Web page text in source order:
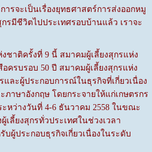
เป็นเรื่องยุทธศาสตร์การส่งออกหมู
รมีชีวิตไปประเทศรอบบ้านแล้ว เราจะ
รั้งที่ 9 นี้ สมาคมผู้เลี้ยงสุกรแห่ง
ครบรอบ 50 ปี สมาคมผู้เลี้ยงสุกรแห่ง
และผู้ประกอบการณ์ในธุรกิจที่เกี่ยวเนื่อง
ภาษาอังกฤษ โดยกระจายให้แก่เกษตรกร
หว่างวันที่ 4-6 ธันวาคม 2558 ในขณะ
เลี้ยงสุกรทั่วประเทศในช่วงเวลา
ผู้ประกอบธุรกิจเกี่ยวเนื่องในระดับ